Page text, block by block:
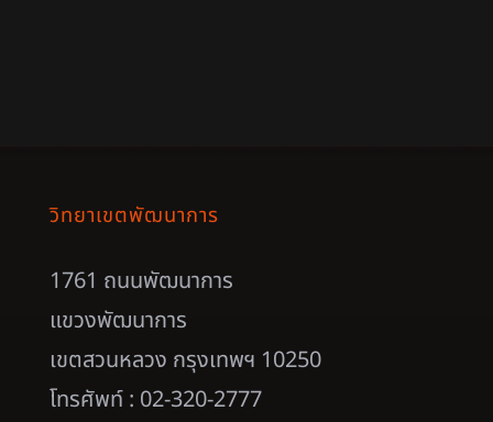
วิทยาเขตพัฒนาการ
1761 ถนนพัฒนาการ
แขวงพัฒนาการ
เขตสวนหลวง กรุงเทพฯ 10250
โทรศัพท์ : 02-320-2777